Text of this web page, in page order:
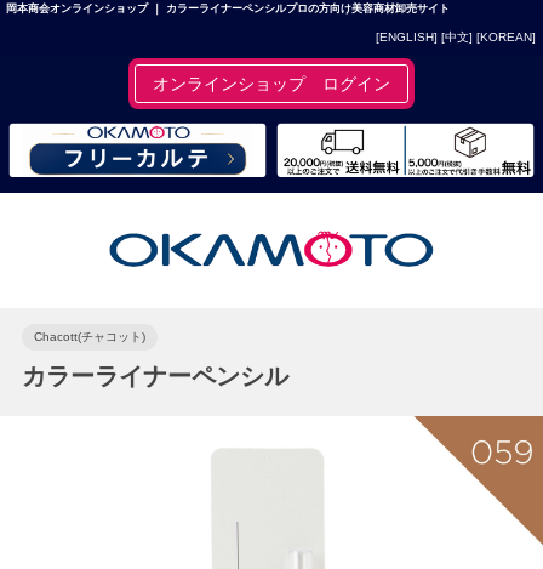
岡本商会オンラインショップ ｜ カラーライナーペンシルプロの方向け美容商材卸売サイト
[ENGLISH] [中文] [KOREAN]
オンラインショップ ログイン
Chacott(チャコット)
カラーライナーペンシル